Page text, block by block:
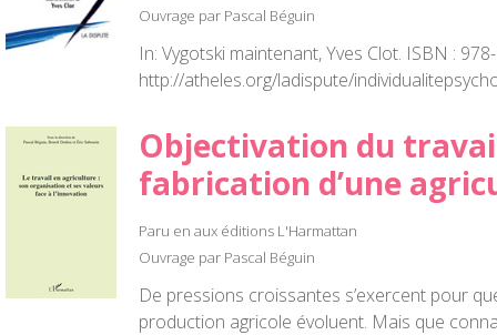
Ouvrage par Pascal Béguin
In: Vygotski maintenant, Yves Clot. ISBN :
http://atheles.org/ladispute/
Objectivation du
fabrication d’une
Paru en aux éditions L'Harmattan
Ouvrage par Pascal Béguin
De pressions croissantes s’exercent pour
production agricole évoluent. Mais que